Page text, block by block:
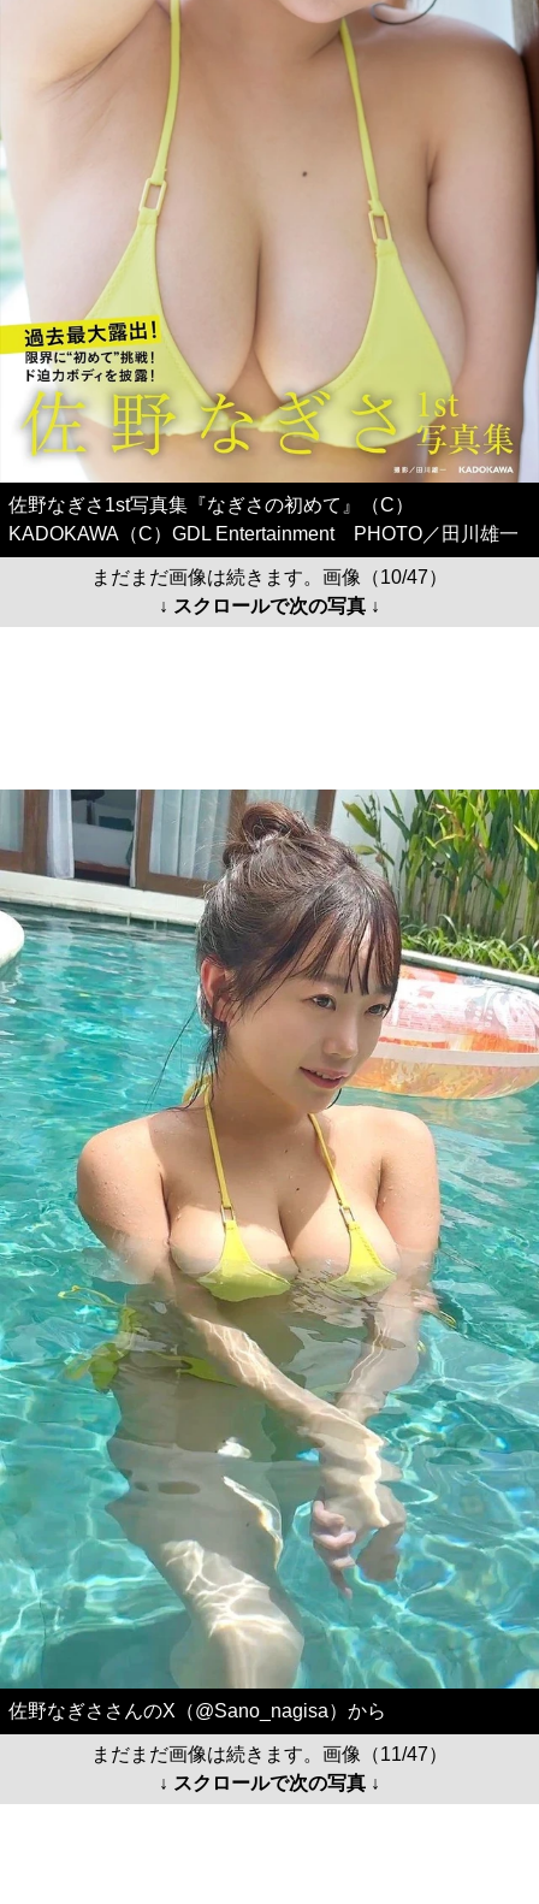
佐野なぎさ1st写真集『なぎさの初めて』（C）
KADOKAWA（C）GDL Entertainment PHOTO／田川雄一
まだまだ画像は続きます。画像（10/47）
↓ スクロールで次の写真 ↓
佐野なぎささんのX（@Sano_nagisa）から
まだまだ画像は続きます。画像（11/47）
↓ スクロールで次の写真 ↓